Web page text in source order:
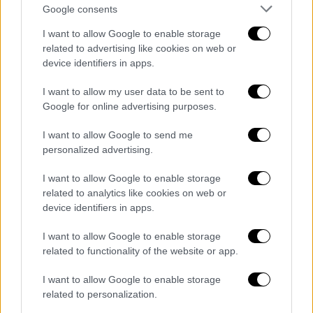
Google consents
I want to allow Google to enable storage
related to advertising like cookies on web or
device identifiers in apps.
I want to allow my user data to be sent to
Google for online advertising purposes.
I want to allow Google to send me
personalized advertising.
I want to allow Google to enable storage
related to analytics like cookies on web or
device identifiers in apps.
I want to allow Google to enable storage
related to functionality of the website or app.
I want to allow Google to enable storage
related to personalization.
εκφράσει συνολικά τέσσερα επιχειρηματικά
σχήματα).
O κ.Τσάρας υπενθύμισε, τέλος, την αύξηση
παρά τις συνθήκες έντονης γεωπολιτικής
αστάθειας, επαναλαμβάνοντας ότι η
διακίνηση τόσο εμπορευματοκιβωτίων όσο
και συμβατικού φορτίου αυξήθηκε αισθητά,
αριθμός των επιβατών τους, και τα έσοδα
από την εκμετάλλευση της ακίνητης
Ο Αθ. Λιάγκος
Από την πλευρά του οΑθ. Λιάγκος
ανέφερε:
«Με αίσθημα ευθύνης και υπερηφάνειας